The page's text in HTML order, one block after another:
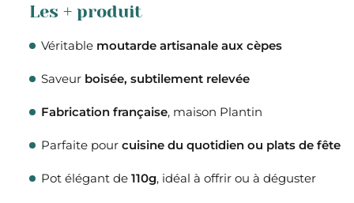
Les + produit
Véritable moutarde artisanale aux cèpes
Saveur boisée, subtilement relevée
Fabrication française, maison Plantin
Parfaite pour cuisine du quotidien ou plats de fête
Pot élégant de 110g, idéal à offrir ou à déguster